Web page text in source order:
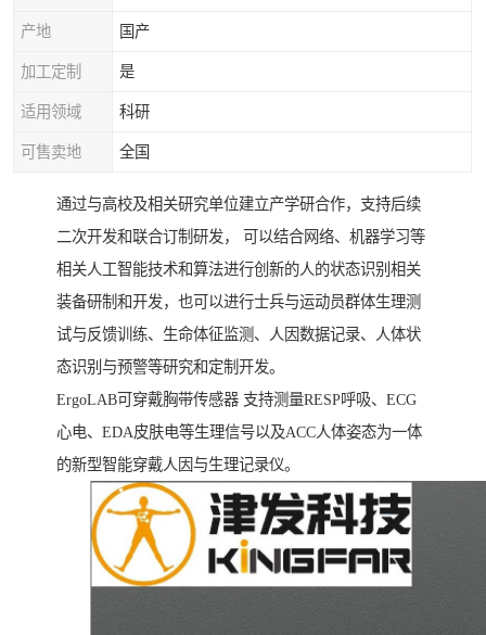
产地 国产
加工定制 是
适用领域 科研
可售卖地 全国
通过与高校及相关研究单位建立产学研合作，支持后续
二次开发和联合订制研发， 可以结合网络、机器学习等
相关人工智能技术和算法进行创新的人的状态识别相关
装备研制和开发，也可以进行士兵与运动员群体生理测
试与反馈训练、生命体征监测、人因数据记录、人体状
态识别与预警等研究和定制开发。
ErgoLAB可穿戴胸带传感器 支持测量RESP呼吸、ECG
心电、EDA皮肤电等生理信号以及ACC人体姿态为一体
的新型智能穿戴人因与生理记录仪。